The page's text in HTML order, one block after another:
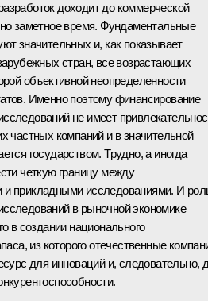
доходит до коммерческой
заметное время. Фундаментальные
значительных и, как показывает
стран, все возрастающих
объективной неопределенности
Именно поэтому финансирование
не имеет
частных компаний и в значительной
государством. Трудно, а иногда
четкую границу между
прикладными исследованиями. И
в рыночной экономике
в создании национального
из которого отечественные
для инноваций и, следовательно,